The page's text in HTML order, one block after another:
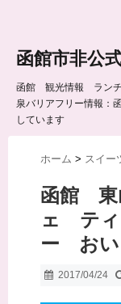
函館市非公
函館 観光情報 ラン
泉バリアフリー情報：
しています
ホーム > スイー
函館 東
ェ ティ
ー おい
2017/04/24